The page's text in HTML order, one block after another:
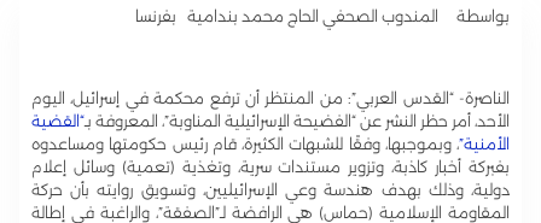
بواسطة المندوب الصحفي الحاج محمد بندامية بفرنسا
الناصرة- “القدس العربي”: من المنتظر أن ترفع محكمة في إسرائيل، اليوم
الأحد، أمر حظر النشر عن “الفضيحة الإسرائيلية المناوبة”، المعروفة بـ “القضية
الأمنية”، وبموجبها، وفقًا للشبهات الكثيرة، قام رئيس حكومتها ومساعدوه
بفبركة أخبار كاذبة، وتزوير مستندات سرية، وتغذية (تعمية) وسائل إعلام
دولية، وذلك بهدف هندسة وعي الإسرائيليين، وتسويق روايته بأن حركة
المقاومة الإسلامية (حماس) هي الرافضة لـ”الصفقة”، والراغبة في إطالة